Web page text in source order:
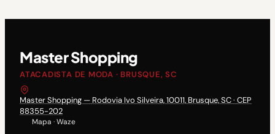
Master Shopping
ATACADISTA DE MODA · BRUSQUE, SC
Master Shopping — Rodovia Ivo Silveira, 10011, Brusque, SC · CEP
88355-202
Mapa ·Waze